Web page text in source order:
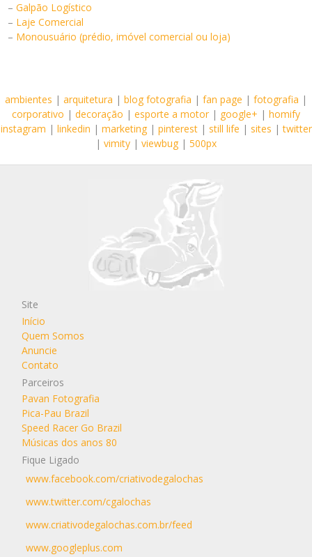
– Galpão Logístico
– Laje Comercial
– Monousuário (prédio, imóvel comercial ou loja)
ambientes | arquitetura | blog fotografia | fan page | fotografia |
corporativo | decoração | esporte a motor | google+ | homify
instagram | linkedin | marketing| pinterest| still life | sites |twitter
| vimity | viewbug | 500px
Site
Início
Quem Somos
Anuncie
Contato
Parceiros
Pavan Fotografia
Pica-Pau Brazil
Speed Racer Go Brazil
Músicas dos anos 80
Fique Ligado
www.facebook.com/criativodegalochas
www.twitter.com/cgalochas
www.criativodegalochas.com.br/feed
www.googleplus.com